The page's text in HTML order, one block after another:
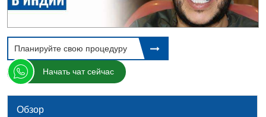
Планируйте свою процедуру
Начать чат сейчас
Обзор